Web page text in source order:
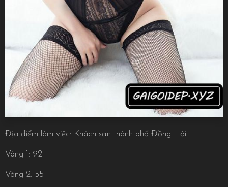
Địa điểm làm việc: Khách sạn thành phố Đồng Hới
Vòng 1: 92
Vòng 2: 55